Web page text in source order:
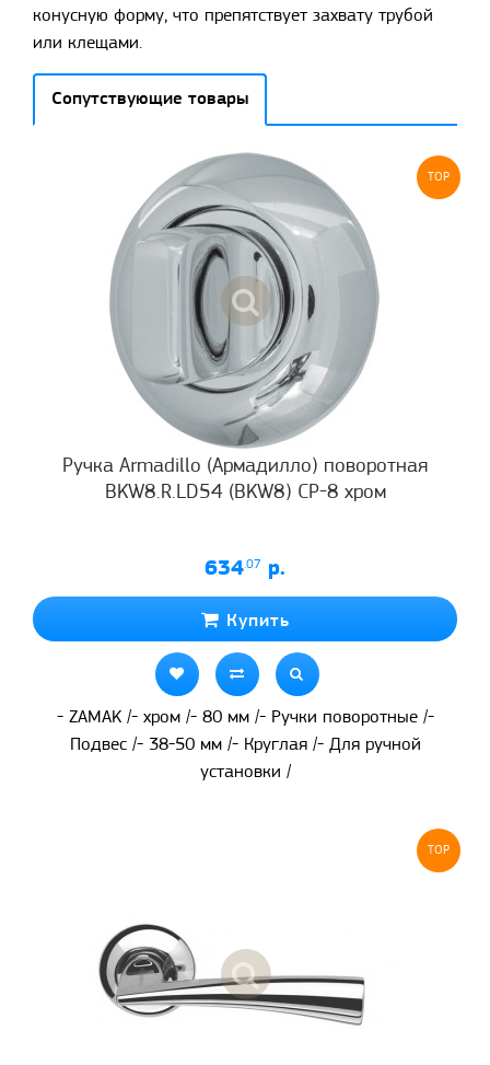
конусную форму, что препятствует захвату трубой
или клещами.
Сопутствующие товары
TOP
Ручка Armadillo (Армадилло) поворотная
BKW8.R.LD54 (BKW8) CP-8 хром
634.07 р.
Купить
- ZAMAK /- хром /- 80 мм /- Ручки поворотные /-
Подвес /- 38-50 мм /- Круглая /- Для ручной
установки /
TOP